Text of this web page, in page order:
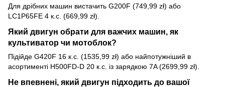
Для дрібних машин вистачить G200F (749,99 zł) або
LC1P65FE 4 к.с. (669,99 zł).
Який двигун обрати для важчих машин, як
культиватор чи мотоблок?
Підійде G420F 16 к.с. (1535,99 zł) або найпотужніший в
асортименті H500FD-D 20 к.с. із зарядкою 7A (2699,99 zł).
Не впевнені, який двигун підходить до вашої